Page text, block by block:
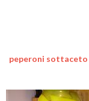
peperoni sottaceto